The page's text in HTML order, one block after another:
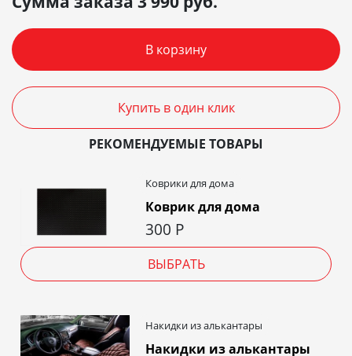
В корзину
Купить в один клик
РЕКОМЕНДУЕМЫЕ ТОВАРЫ
Коврики для дома
Коврик для дома
300 Р
ВЫБРАТЬ
Накидки из алькантары
Накидки из алькантары